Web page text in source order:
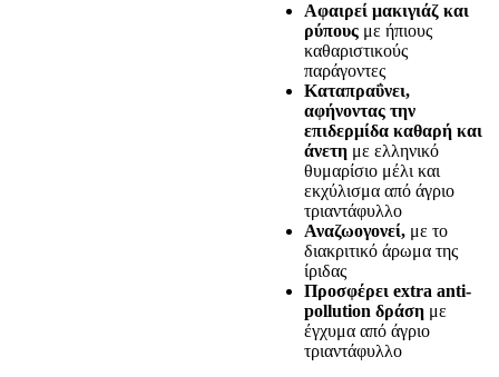
Αφαιρεί μακιγιάζ και
ρύπους με ήπιους
καθαριστικούς
παράγοντες
Καταπραΰνει,
αφήνοντας την
επιδερμίδα καθαρή και
άνετη με ελληνικό
θυμαρίσιο μέλι και
εκχύλισμα από άγριο
τριαντάφυλλο
Αναζωογονεί, με το
διακριτικό άρωμα της
ίριδας
Προσφέρει extra anti-
pollution δράση με
έγχυμα από άγριο
τριαντάφυλλο